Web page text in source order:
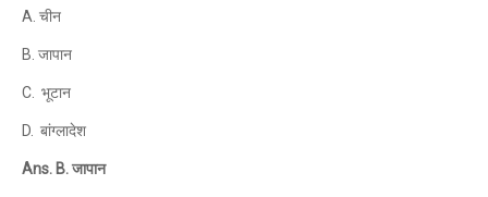
A. चीन
B. जापान
C. भूटान
D. बांग्लादेश
Ans. B. जापान